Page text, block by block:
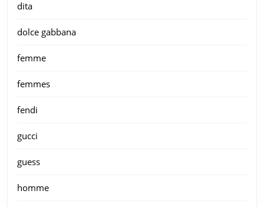
dita
dolce gabbana
femme
femmes
fendi
gucci
guess
homme